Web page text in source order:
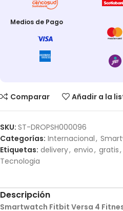
Medios de Pago
Comparar Añadir a la
SKU: ST-DROPSH000096
Categorías: Internacional,
Etiquetas: delivery, envio, gratis,
Tecnologia
Descripción
Smartwatch Fitbit Versa 4